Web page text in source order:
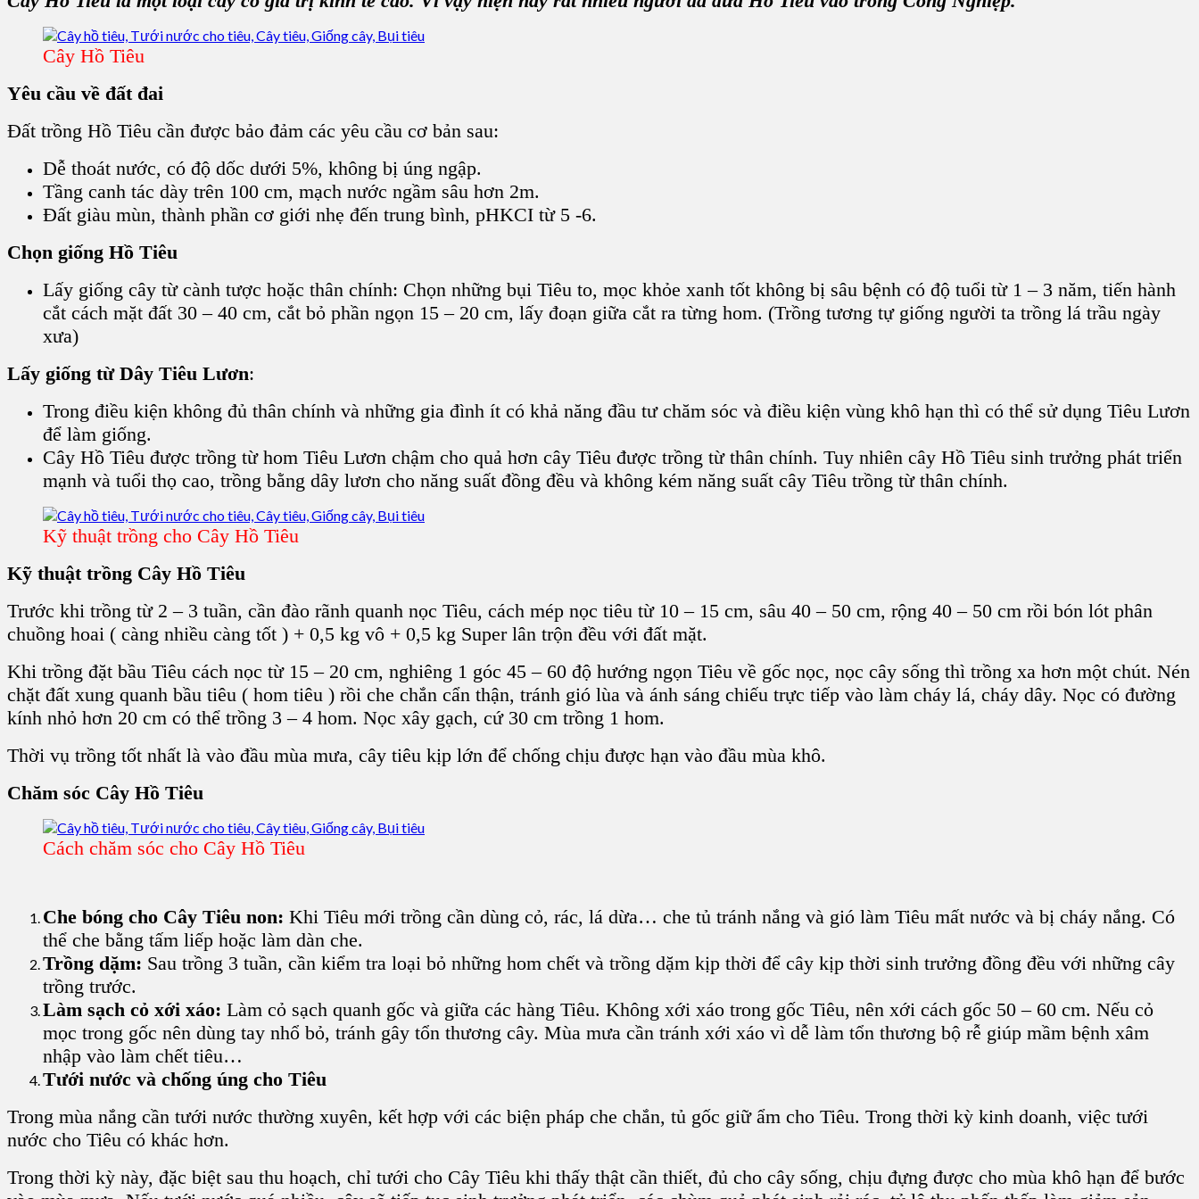
Cây Hồ Tiêu
Yêu cầu về đất đai
Đất trồng Hồ Tiêu cần được bảo đảm các yêu cầu cơ bản sau:
Dễ thoát nước, có độ dốc dưới 5%, không bị úng ngập.
Tầng canh tác dày trên 100 cm, mạch nước ngầm sâu hơn 2m.
Đất giàu mùn, thành phần cơ giới nhẹ đến trung bình, pHKCI từ 5 -6.
Chọn giống Hồ Tiêu
Lấy giống cây từ cành tược hoặc thân chính: Chọn những bụi Tiêu to, mọc khỏe xanh tốt không bị sâu bệnh có độ tuổi từ 1 – 3 năm, tiến hành
cắt cách mặt đất 30 – 40 cm, cắt bỏ phần ngọn 15 – 20 cm, lấy đoạn giữa cắt ra từng hom. (Trồng tương tự giống người ta trồng lá trầu ngày
xưa)
Lấy giống từ Dây Tiêu Lươn:
Trong điều kiện không đủ thân chính và những gia đình ít có khả năng đầu tư chăm sóc và điều kiện vùng khô hạn thì có thể sử dụng Tiêu Lươn
để làm giống.
Cây Hồ Tiêu được trồng từ hom Tiêu Lươn chậm cho quả hơn cây Tiêu được trồng từ thân chính. Tuy nhiên cây Hồ Tiêu sinh trưởng phát triển
mạnh và tuổi thọ cao, trồng bằng dây lươn cho năng suất đồng đều và không kém năng suất cây Tiêu trồng từ thân chính.
Kỹ thuật trồng cho Cây Hồ Tiêu
Kỹ thuật trồng Cây Hồ Tiêu
Trước khi trồng từ 2 – 3 tuần, cần đào rãnh quanh nọc Tiêu, cách mép nọc tiêu từ 10 – 15 cm, sâu 40 – 50 cm, rộng 40 – 50 cm rồi bón lót phân
chuồng hoai ( càng nhiều càng tốt ) + 0,5 kg vô + 0,5 kg Super lân trộn đều với đất mặt.
Khi trồng đặt bầu Tiêu cách nọc từ 15 – 20 cm, nghiêng 1 góc 45 – 60 độ hướng ngọn Tiêu về gốc nọc, nọc cây sống thì trồng xa hơn một chút. Nén
chặt đất xung quanh bầu tiêu ( hom tiêu ) rồi che chắn cẩn thận, tránh gió lùa và ánh sáng chiếu trực tiếp vào làm cháy lá, cháy dây. Nọc có đường
kính nhỏ hơn 20 cm có thể trồng 3 – 4 hom. Nọc xây gạch, cứ 30 cm trồng 1 hom.
Thời vụ trồng tốt nhất là vào đầu mùa mưa, cây tiêu kịp lớn để chống chịu được hạn vào đầu mùa khô.
Chăm sóc Cây Hồ Tiêu
Cách chăm sóc cho Cây Hồ Tiêu
Che bóng cho Cây Tiêu non: Khi Tiêu mới trồng cần dùng cỏ, rác, lá dừa… che tủ tránh nắng và gió làm Tiêu mất nước và bị cháy nắng. Có
thể che bằng tấm liếp hoặc làm dàn che.
Trồng dặm: Sau trồng 3 tuần, cần kiểm tra loại bỏ những hom chết và trồng dặm kịp thời để cây kịp thời sinh trưởng đồng đều với những cây
trồng trước.
Làm sạch cỏ xới xáo: Làm cỏ sạch quanh gốc và giữa các hàng Tiêu. Không xới xáo trong gốc Tiêu, nên xới cách gốc 50 – 60 cm. Nếu cỏ
mọc trong gốc nên dùng tay nhổ bỏ, tránh gây tổn thương cây. Mùa mưa cần tránh xới xáo vì dễ làm tổn thương bộ rễ giúp mầm bệnh xâm
nhập vào làm chết tiêu…
Tưới nước và chống úng cho Tiêu
Trong mùa nắng cần tưới nước thường xuyên, kết hợp với các biện pháp che chắn, tủ gốc giữ ẩm cho Tiêu. Trong thời kỳ kinh doanh, việc tưới
nước cho Tiêu có khác hơn.
Trong thời kỳ này, đặc biệt sau thu hoạch, chỉ tưới cho Cây Tiêu khi thấy thật cần thiết, đủ cho cây sống, chịu đựng được cho mùa khô hạn để bước